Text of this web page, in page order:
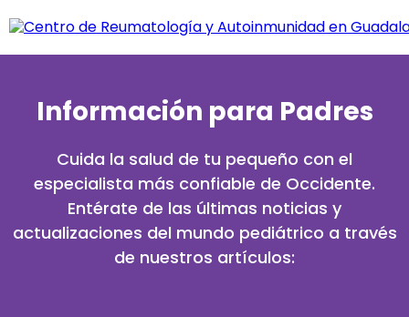
Información para Padres
Cuida la salud de tu pequeño con el
especialista más confiable de Occidente.
Entérate de las últimas noticias y
actualizaciones del mundo pediátrico a través
de nuestros artículos: